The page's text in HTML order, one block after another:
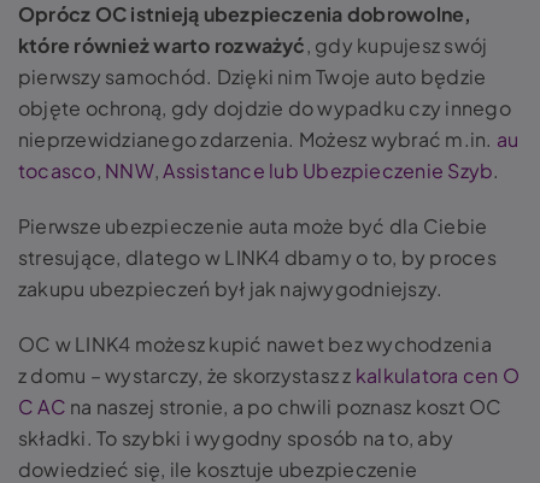
Oprócz OC istnieją ubezpieczenia dobrowolne,
które również warto rozważyć, gdy kupujesz swój
pierwszy samochód. Dzięki nim Twoje auto będzie
objęte ochroną, gdy dojdzie do wypadku czy innego
nieprzewidzianego zdarzenia. Możesz wybrać m.in. au
tocasco, NNW, Assistance lub Ubezpieczenie Szyb.
Pierwsze ubezpieczenie auta może być dla Ciebie
stresujące, dlatego w LINK4 dbamy o to, by proces
zakupu ubezpieczeń był jak najwygodniejszy.
OC w LINK4 możesz kupić nawet bez wychodzenia
z domu – wystarczy, że skorzystasz z kalkulatora cen O
C AC na naszej stronie, a po chwili poznasz koszt OC
składki. To szybki i wygodny sposób na to, aby
dowiedzieć się, ile kosztuje ubezpieczenie